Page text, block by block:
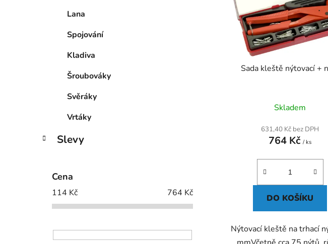
Lana
Spojování
Kladiva
Šroubováky
Svěráky
Vrtáky
Slevy
Cena
114 Kč 764 Kč
Sada kleště nýtovací +
Skladem
631,40 Kč bez DPH
764 Kč/ ks
DO KOŠÍKU
Nýtovací kleště na trhací